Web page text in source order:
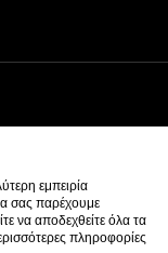
εμπειρία
σας παρέχουμε
να αποδεχθείτε όλα τα
πληροφορίες